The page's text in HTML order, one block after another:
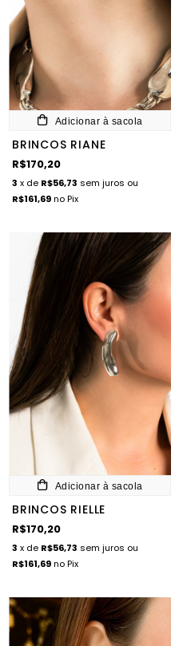
Adicionar à sacola
BRINCOS RIANE
R$170,20
3 x de R$56,73 sem juros ou
R$161,69no Pix
Adicionar à sacola
BRINCOS RIELLE
R$170,20
3 x de R$56,73 sem juros ou
R$161,69no Pix